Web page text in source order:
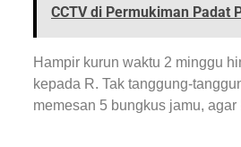
CCTV di Permukiman Padat
Hampir kurun waktu 2 minggu
kepada R. Tak tanggung-
memesan 5 bungkus jamu,